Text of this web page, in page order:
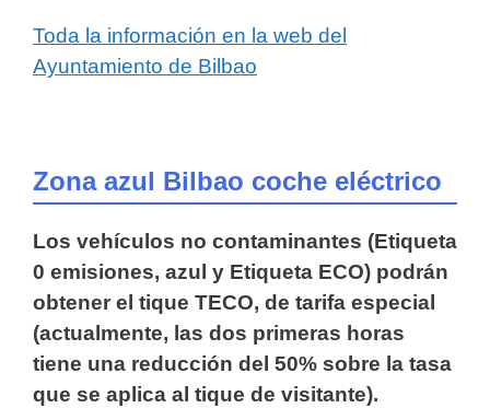
Toda la información en la web del
Ayuntamiento de Bilbao
Zona azul Bilbao coche eléctrico
Los vehículos no contaminantes (Etiqueta
0 emisiones, azul y Etiqueta ECO) podrán
obtener el tique TECO, de tarifa especial
(actualmente, las dos primeras horas
tiene una reducción del 50% sobre la tasa
que se aplica al tique de visitante).